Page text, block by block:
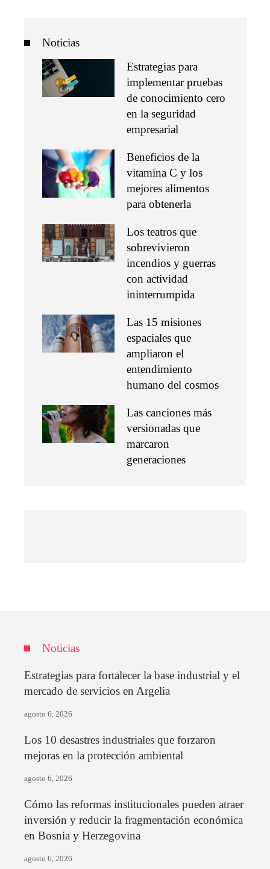
Noticias
Estrategias para
implementar pruebas
de conocimiento cero
en la seguridad
empresarial
Beneficios de la
vitamina C y los
mejores alimentos
para obtenerla
Los teatros que
sobrevivieron
incendios y guerras
con actividad
ininterrumpida
Las 15 misiones
espaciales que
ampliaron el
entendimiento
humano del cosmos
Las canciones más
versionadas que
marcaron
generaciones
Noticias
Estrategias para fortalecer la base industrial y el
mercado de servicios en Argelia
agosto 6, 2026
Los 10 desastres industriales que forzaron
mejoras en la protección ambiental
agosto 6, 2026
Cómo las reformas institucionales pueden atraer
inversión y reducir la fragmentación económica
en Bosnia y Herzegovina
agosto 6, 2026